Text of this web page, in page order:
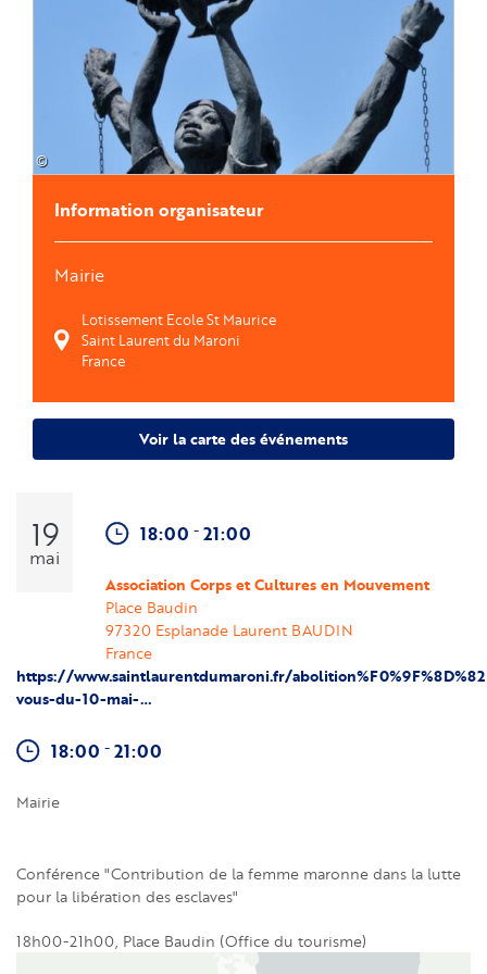
©
Information organisateur
Mairie
Lotissement Ecole St Maurice
Saint Laurent du Maroni
France
Voir la carte des événements
19
mai
18:00 - 21:00
Association Corps et Cultures en Mouvement
Place Baudin
97320 Esplanade Laurent BAUDIN
France
https://www.saintlaurentdumaroni.fr/
vous-du-10-mai-…
18:00 - 21:00
Mairie
Conférence "Contribution de la femme maronne dans la lutte
pour la libération des esclaves"
18h00-21h00, Place Baudin (Office du tourisme)